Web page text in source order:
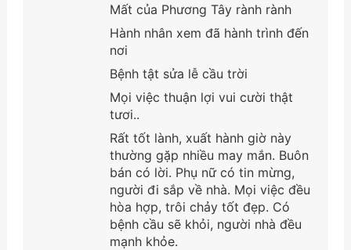
Mất của Phương Tây rành rành
Hành nhân xem đã hành trình đến
nơi
Bệnh tật sửa lễ cầu trời
Mọi việc thuận lợi vui cười thật
tươi..
Rất tốt lành, xuất hành giờ này
thường gặp nhiều may mắn. Buôn
bán có lời. Phụ nữ có tin mừng,
người đi sắp về nhà. Mọi việc đều
hòa hợp, trôi chảy tốt đẹp. Có
bệnh cầu sẽ khỏi, người nhà đều
mạnh khỏe.